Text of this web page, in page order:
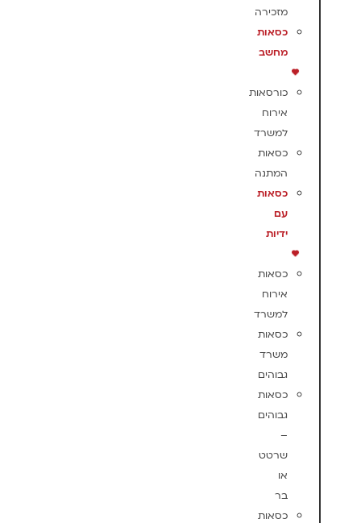
מזכירה
כסאות
מחשב
כורסאות
אירוח
למשרד
כסאות
המתנה
כסאות
עם
ידיות
כסאות
אירוח
למשרד
כסאות
משרד
גבוהים
כסאות
גבוהים
–
שרטט
או
בר
כסאות